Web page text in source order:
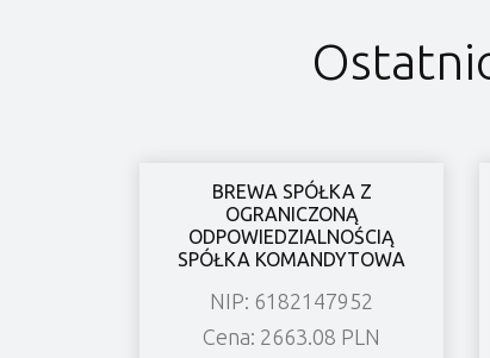
BREWA SPÓŁKA Z
OGRANICZONĄ
ODPOWIEDZIALNOŚCIĄ
SPÓŁKA KOMANDYTOWA
NIP: 6182147952
Cena: 2663.08 PLN